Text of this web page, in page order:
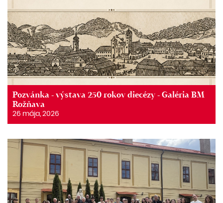
Pozvánka - výstava 250 rokov diecézy - Galéria BM
Rožňava
26 mája, 2026